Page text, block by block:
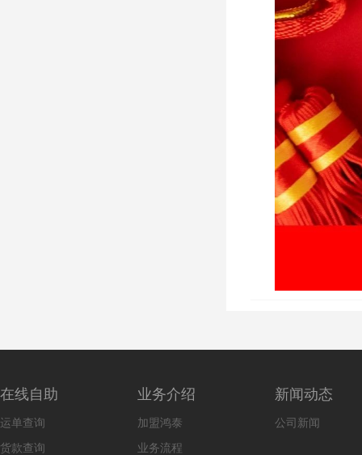
在线自助
运单查询
货款查询
业务介绍
加盟鸿泰
业务流程
新闻动态
公司新闻